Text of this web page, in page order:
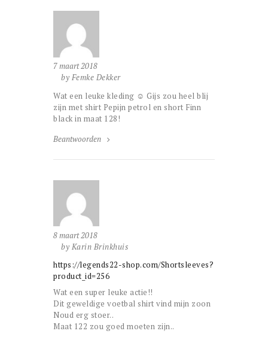
7 maart 2018
by Femke Dekker
Wat een leuke kleding ☺ Gijs zou heel blij
zijn met shirt Pepijn petrol en short Finn
black in maat 128!
Beantwoorden
8 maart 2018
by Karin Brinkhuis
https://legends22-shop.com/Shortsleeves?
product_id=256
Wat een super leuke actie!!
Dit geweldige voetbal shirt vind mijn zoon
Noud erg stoer..
Maat 122 zou goed moeten zijn..